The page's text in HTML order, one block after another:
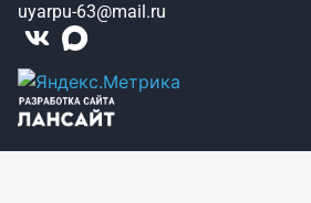
uyarpu-63@mail.ru